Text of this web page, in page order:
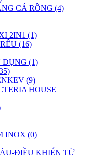
CÁ RỒNG (4)
2IN1 (1)
(16)
(1)
(9)
HOUSE
INOX (0)
ĐIỀU KHIỂN TỪ